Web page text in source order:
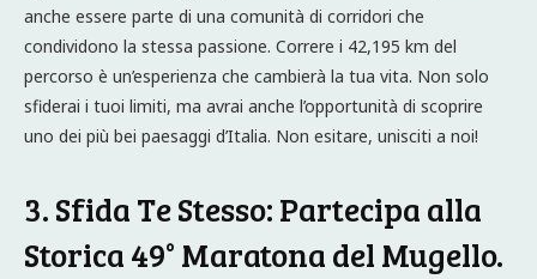
anche essere parte di una comunità di corridori che
condividono la stessa passione. Correre i 42,195 km del
percorso è un’esperienza che cambierà la tua vita. Non solo
sfiderai i tuoi limiti, ma avrai anche l’opportunità di scoprire
uno dei più bei paesaggi d’Italia. Non esitare, unisciti a noi!
3. Sfida Te Stesso: Partecipa alla
Storica 49° Maratona del Mugello.